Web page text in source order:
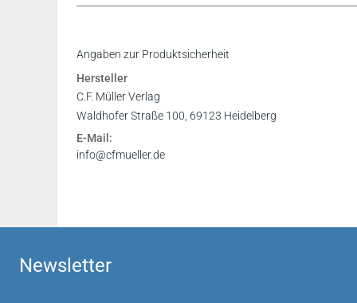
Inhaltsverzeichnis
Leseprobe
Angaben zur Produktsicherheit
Hersteller
C.F. Müller Verlag
Waldhofer Straße 100, 69123 Heidelberg
E-Mail:
info@cfmueller.de
Newsletter